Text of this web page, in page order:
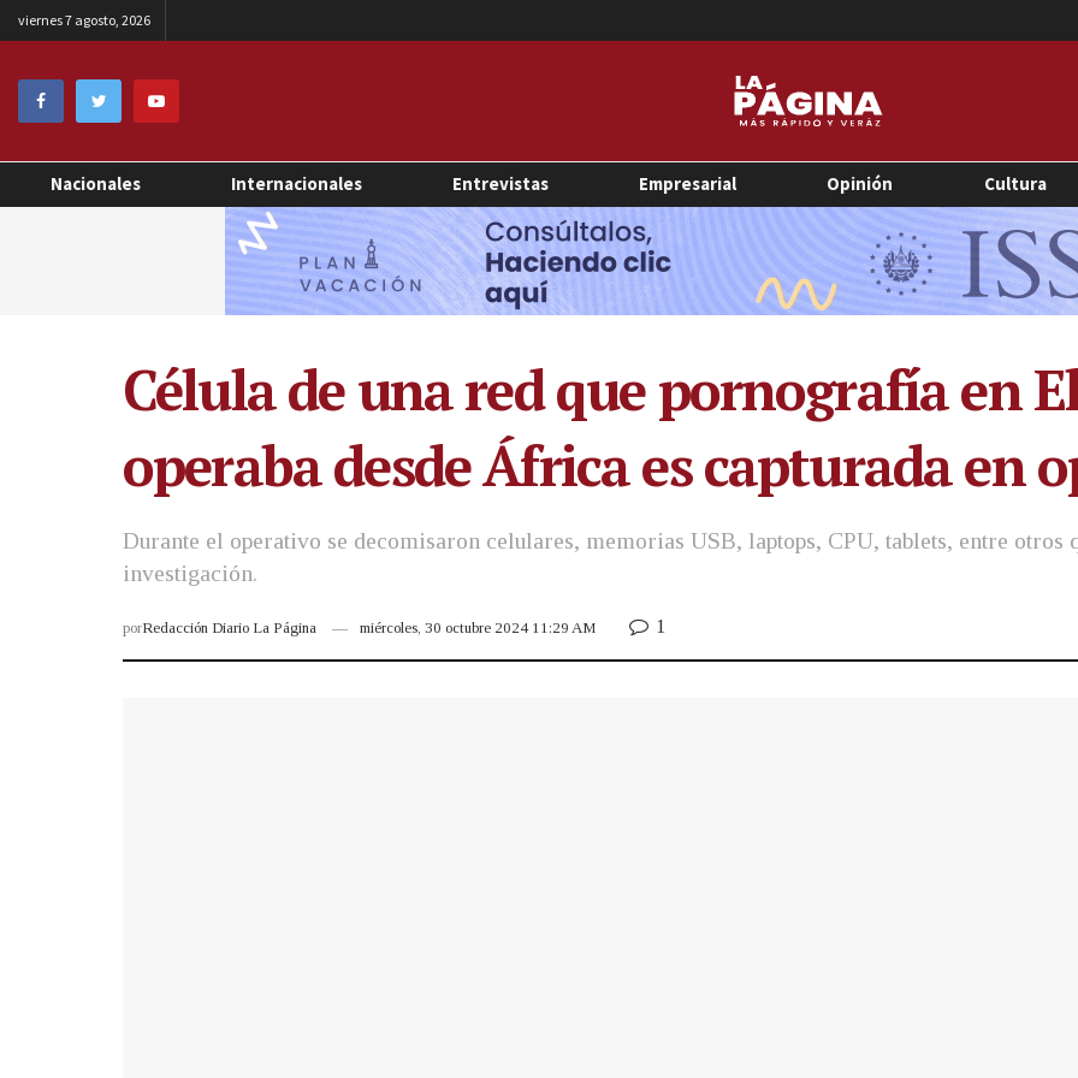
viernes 7 agosto, 2026
Nacionales Internacionales Entrevistas Empresarial Opinión Cultura
Célula de una red que pornografía en
operaba desde África es capturada en
Durante el operativo se decomisaron celulares, memorias USB, laptops, CPU, tablets, entre otros
investigación.
porRedacción Diario La Página miércoles, 30 octubre 2024 11:29 AM 1